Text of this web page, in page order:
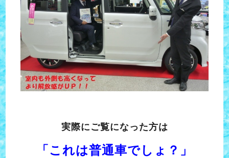
実際にご覧になった方は
「これは普通車でしょ？」